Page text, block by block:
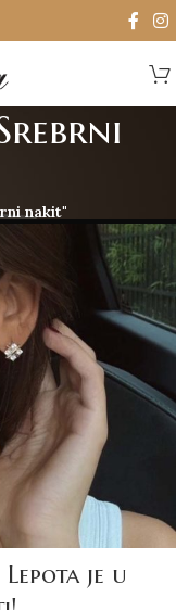
nakit"
je u